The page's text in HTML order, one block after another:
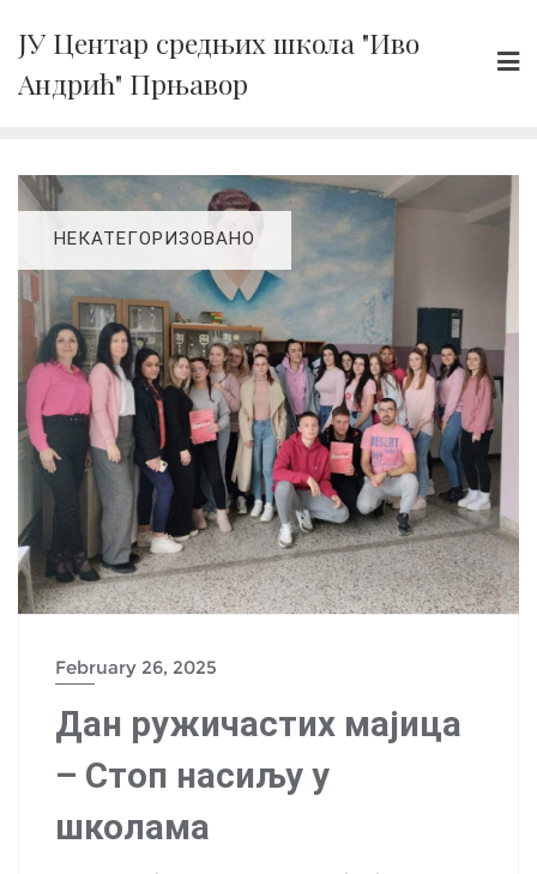
content
ЈУ Центар средњих школа "Иво
Андрић" Прњавор
НЕКАТЕГОРИЗОВАНО
February 26, 2025
Дан ружичастих мајица
– Стоп насиљу у
школама